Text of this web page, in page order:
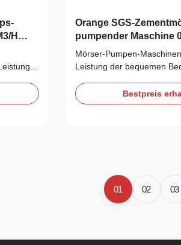
H
Orange SGS-
pumpender Maschine
Druck
Mörser-Pumpen-
Leistung der bequemen
der
Maschine vollen
Bestpreis
01 02 03